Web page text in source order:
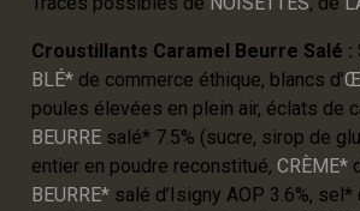
Croustillants Caramel Beurre Salé :
BLÉ* de commerce éthique, blancs d’
poules élevées en plein air, éclats de
BEURRE salé* 7.5% (sucre, sirop de
entier en poudre reconstitué, CRÈME*
BEURRE* salé d’Isigny AOP 3.6%, sel*